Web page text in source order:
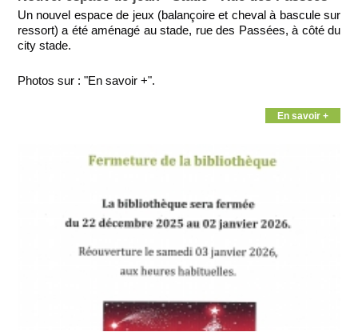
Un nouvel espace de jeux (balançoire et cheval à bascule sur
ressort) a été aménagé au stade, rue des Passées, à côté du
city stade.
Photos sur : "En savoir +".
En savoir +